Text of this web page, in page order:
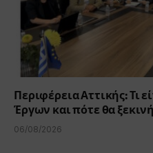
Περιφέρεια Αττικής: Τι
Έργων και πότε θα
06/08/2026